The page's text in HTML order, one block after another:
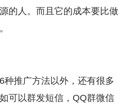
的人。而且它的成本要比做
种推广方法以外，还有很多
可以群发短信，QQ群微信